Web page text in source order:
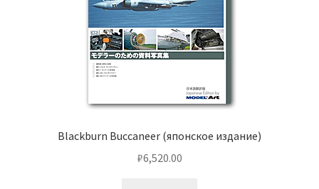
Blackburn Buccaneer (японское издание)
₽6,520.00